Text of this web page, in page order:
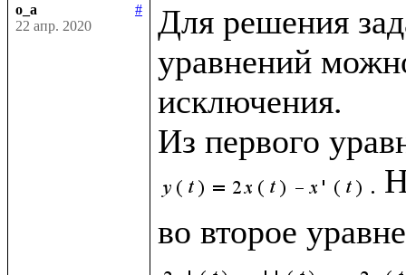
o_a
#
22 апр. 2020
Для решения
уравнений
исключения.
Из первого
во второе